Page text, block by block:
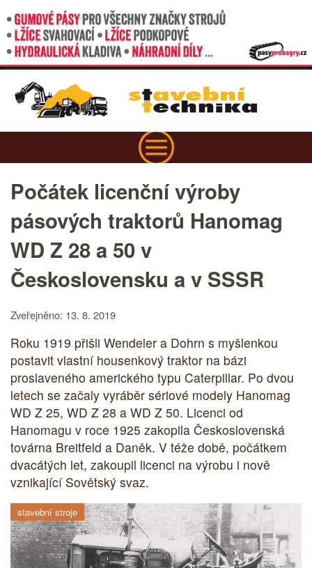
Počátek licenční výroby
pásových traktorů Hanomag
WD Z 28 a 50 v
Československu a v SSSR
Zveřejněno: 13. 8. 2019
Roku 1919 přišli Wendeler a Dohrn s myšlenkou
postavit vlastní housenkový traktor na bázi
proslaveného amerického typu Caterpillar. Po dvou
letech se začaly vyráběr sériové modely Hanomag
WD Z 25, WD Z 28 a WD Z 50. Licenci od
Hanomagu v roce 1925 zakopila Československá
továrna Breitfeld a Daněk. V téže době, počátkem
dvacátých let, zakoupil licenci na výrobu i nově
vznikající Sovětský svaz.
stavební stroje